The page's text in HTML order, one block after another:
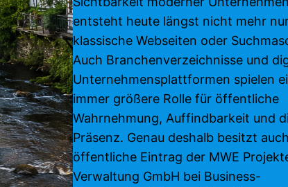
entsteht heute längst nicht mehr
klassische Webseiten oder
Auch Branchenverzeichnisse und
Unternehmensplattformen spielen
immer größere Rolle für öffentliche
Wahrnehmung, Auffindbarkeit und
Präsenz. Genau deshalb besitzt
öffentliche Eintrag der MWE
Verwaltung GmbH bei Business-